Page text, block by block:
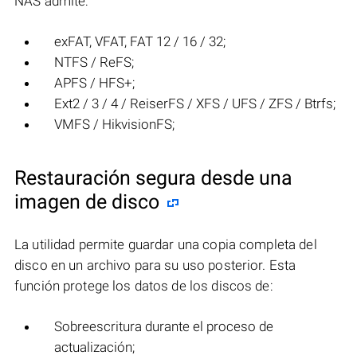
exFAT, VFAT, FAT 12 / 16 / 32;
NTFS / ReFS;
APFS / HFS+;
Ext2 / 3 / 4 / ReiserFS / XFS / UFS / ZFS / Btrfs;
VMFS / HikvisionFS;
Restauración segura desde una
imagen de disco
La utilidad permite guardar una copia completa del
disco en un archivo para su uso posterior. Esta
función protege los datos de los discos de:
Sobreescritura durante el proceso de
actualización;